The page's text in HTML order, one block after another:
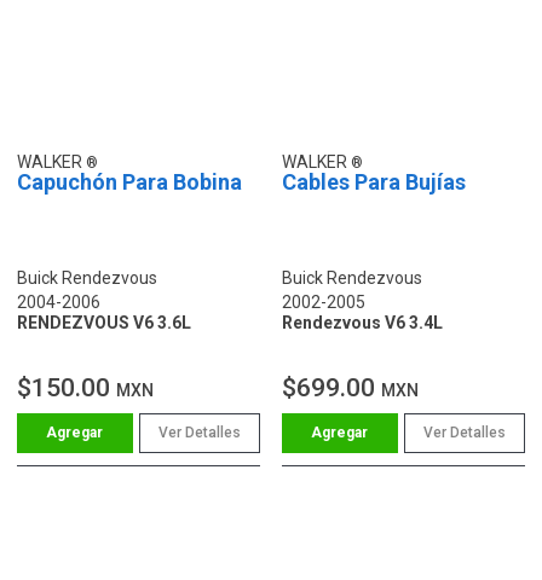
WALKER
Capuchón Para Bobina
Buick Rendezvous
2004-2006
RENDEZVOUS V6 3.6L
$150.00 MXN
Ver Detalles
WALKER
Cables Para Bujías
Buick Rendezvous
2002-2005
Rendezvous V6 3.4L
$699.00 MXN
Ver Detalles